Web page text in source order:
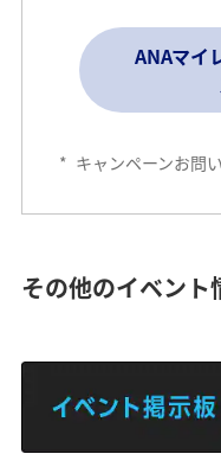
ANAマイ
* キャンペーンお問
その他のイベント